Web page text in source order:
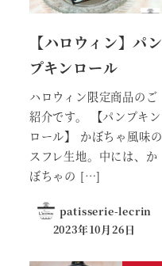
【ハロウィン】パン
プキンロール
ハロウィン限定商品のご
紹介です。 【パンプキン
ロール】 かぼちゃ風味の
スフレ生地。中には、か
ぼちゃの […]
patisserie-lecrin
2023年10月26日